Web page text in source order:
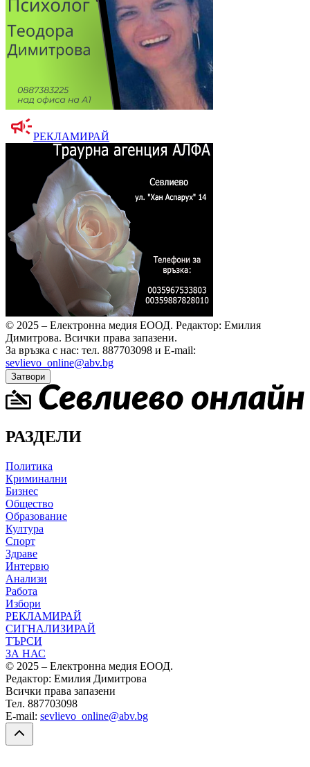
РЕКЛАМИРАЙ
© 2025 – Електронна медия ЕООД. Редактор: Емилия
Димитрова. Всички права запазени.
За връзка с нас: тел. 887703098 и E-mail:
sevlievo_online@abv.bg
Затвори
РАЗДЕЛИ
Политика
Криминални
Бизнес
Общество
Образование
Култура
Спорт
Здраве
Интервю
Анализи
Работа
Избори
РЕКЛАМИРАЙ
СИГНАЛИЗИРАЙ
ТЪРСИ
ЗА НАС
© 2025 – Електронна медия ЕООД.
Редактор: Емилия Димитрова
Всички права запазени
Тел. 887703098
E-mail: sevlievo_online@abv.bg